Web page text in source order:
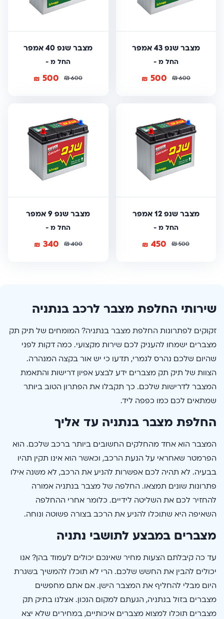
מצבר שנפ 43 אמפר
החל מ -
600
₪
500
₪
מצבר שנפ 40 אמפר
החל מ -
600
₪
500
₪
מצבר שנפ 12 אמפר
החל מ -
500
₪
450
₪
מצבר שנפ 9 אמפר
החל מ -
400
₪
340
₪
שירותי החלפת מצבר לרכב בנתניה
זקוקים לפתרונות החלפת מצבר בנתניה? המומחים של תיק תק
מצברים ישמחו להעניק לכם שירות מקצועי. כמה דקות לפני
שהיום שלכם נהרס לגמרי, תדעו כי יש אור בקצה המנהרה.
הצוות של תיק תק מצברים ידע לבצע אפיון דרישות והתאמת
המצבר לדרישות שלכם. כך תקבלו את הפתרון הטוב ביותר
שמתאים לכם כמו כפפה ליד.
החלפת מצבר בנתניה עד אליך
המצבר הוא אחד מהחלקים החשובים ביותר ברכב שלכם. הוא
הפרמטר שאחראי על הנעת הרכב, וכאשר הוא אינו תקין תהיו
בבעיה. לא תהיה לכם אפשרות להניע את הרכב, לא משנה אילו
פתרונות שונים תמצאו. החלפה של מצבר בנתניה אמורה
להחזיר לכם את השליטה לידיים. כלומר אחרי ההחלפה
השאיפה היא שתוכלו להניע את הרכב בצורה פשוטה ונוחה.
מצברים במבצע לתושבי נתניה
עד כה קיבלתם הצעות מחיר שאינכם יכולים לעמוד בהן? אנו
יכולים להבין את החשש שלכם. הרי לא תוכלו להמשיך בשגרת
היום מבלי להחליף את המצבר הישן. אם אתם מחפשים
מצברים בזול בנתניה, הגעתם למקום הנכון. אצלנו בתיק תק
מצברים תוכלו למצוא מצברים איכותיים, במחירים שלא יצא